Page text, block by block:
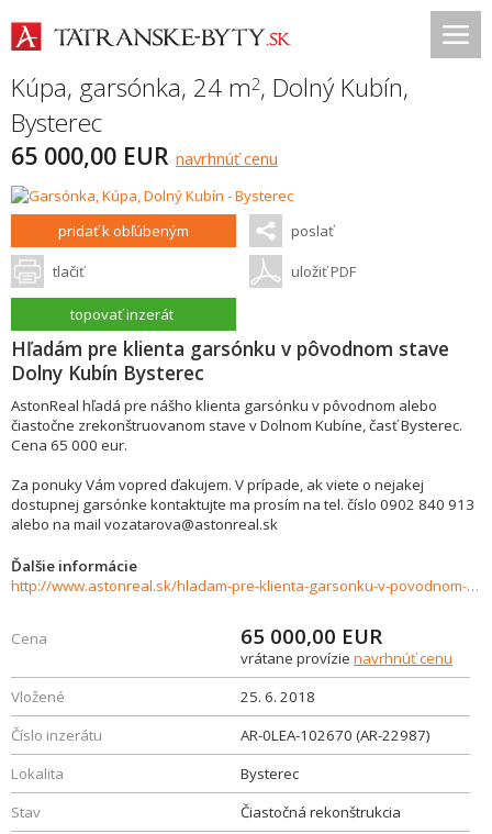
Kúpa, garsónka, 24 m2, Dolný Kubín,
Bysterec
65 000,00 EUR navrhnúť cenu
pridať k obľúbeným poslať
tlačiť uložiť PDF
topovať inzerát
Hľadám pre klienta garsónku v pôvodnom stave
Dolny Kubín Bysterec
AstonReal hľadá pre nášho klienta garsónku v pôvodnom alebo
čiastočne zrekonštruovanom stave v Dolnom Kubíne, časť Bysterec.
Cena 65 000 eur.
Za ponuky Vám vopred ďakujem. V prípade, ak viete o nejakej
dostupnej garsónke kontaktujte ma prosím na tel. číslo 0902 840 913
alebo na mail vozatarova@astonreal.sk
Ďalšie informácie
http://www.astonreal.sk/hladam-pre-klienta-garsonku-v-povodnom-stave-dolny-kubin-bysterec-427235
Cena 65 000,00 EUR
vrátane provízie navrhnúť cenu
Vložené
25. 6. 2018
Číslo inzerátu
AR-0LEA-102670 (AR-22987)
Lokalita
Bysterec
Stav
Čiastočná rekonštrukcia